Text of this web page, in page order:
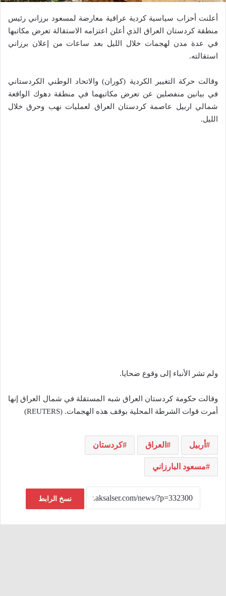
أعلنت أحزاب سياسية كردية عراقية معارضة لمسعود برزاني رئيس
منطقة كردستان العراق الذي أعلن اعتزامه الاستقالة تعرض مكاتبها
في عدة مدن لهجمات خلال الليل بعد ساعات من إعلان برزاني
استقالته.
وقالت حركة التغيير الكردية (كوران) والاتحاد الوطني الكردستاني
في بيانين منفصلين عن تعرض مكاتبهما في منطقة دهوك الواقعة
شمالي اربيل عاصمة كردستان العراق لعمليات نهب وحرق خلال
الليل.
ولم تشر الأنباء إلى وقوع ضحايا.
وقالت حكومة كردستان العراق شبه المستقلة في شمال العراق إنها
أمرت قوات الشرطة المحلية بوقف هذه الهجمات. (REUTERS)
أربيل العراق كردستان
مسعود البارزاني
نسخ الرابط